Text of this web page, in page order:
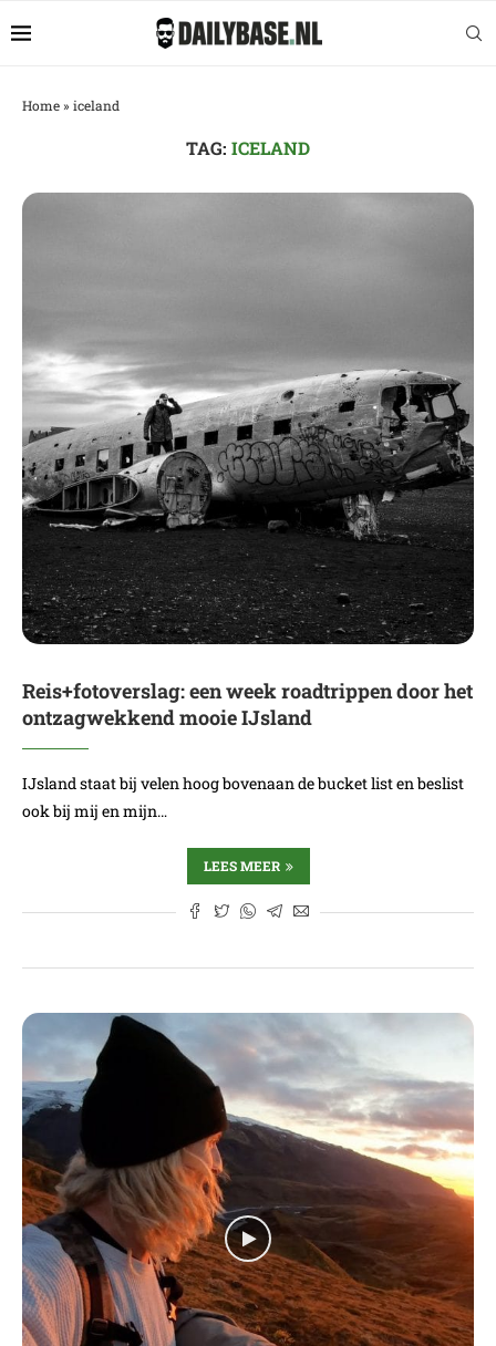
Home» iceland
TAG: ICELAND
Reis+fotoverslag: een week roadtrippen door het
ontzagwekkend mooie IJsland
IJsland staat bij velen hoog bovenaan de bucket list en beslist
ook bij mij en mijn…
LEES MEER